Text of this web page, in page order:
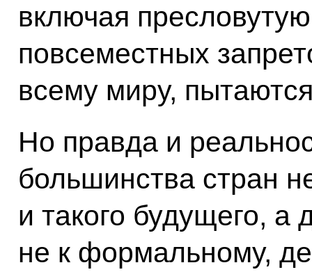
включая
повсеместных
всему миру,
Но правда и
большинства стран
и такого будущего, а
не к формальному,